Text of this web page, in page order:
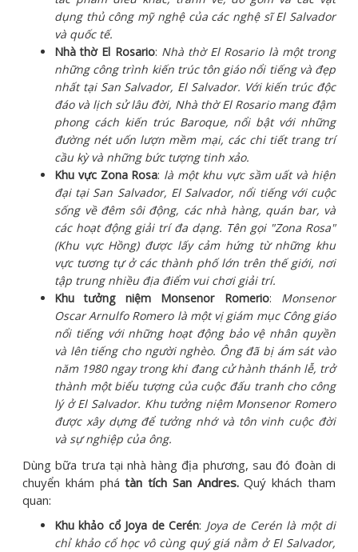
dụng thủ công mỹ nghệ của các nghệ sĩ El Salvador
và quốc tế.
Nhà thờ El Rosario: Nhà thờ El Rosario là một trong
những công trình kiến trúc tôn giáo nổi tiếng và đẹp
nhất tại San Salvador, El Salvador. Với kiến trúc độc
đáo và lịch sử lâu đời, Nhà thờ El Rosario mang đậm
phong cách kiến trúc Baroque, nổi bật với những
đường nét uốn lượn mềm mại, các chi tiết trang trí
cầu kỳ và những bức tượng tinh xảo.
Khu vực Zona Rosa: là một khu vực sầm uất và hiện
đại tại San Salvador, El Salvador, nổi tiếng với cuộc
sống về đêm sôi động, các nhà hàng, quán bar, và
các hoạt động giải trí đa dạng. Tên gọi "Zona Rosa"
(Khu vực Hồng) được lấy cảm hứng từ những khu
vực tương tự ở các thành phố lớn trên thế giới, nơi
tập trung nhiều địa điểm vui chơi giải trí.
Khu tưởng niệm Monsenor Romerio: Monsenor
Oscar Arnulfo Romero là một vị giám mục Công giáo
nổi tiếng với những hoạt động bảo vệ nhân quyền
và lên tiếng cho người nghèo. Ông đã bị ám sát vào
năm 1980 ngay trong khi đang cử hành thánh lễ, trở
thành một biểu tượng của cuộc đấu tranh cho công
lý ở El Salvador. Khu tưởng niệm Monsenor Romero
được xây dựng để tưởng nhớ và tôn vinh cuộc đời
và sự nghiệp của ông.
Dùng bữa trưa tại nhà hàng địa phương, sau đó đoàn di
chuyển khám phátàn tích San Andres.Quý khách tham
quan:
Khu khảo cổ Joya de Cerén: Joya de Cerén là một di
chỉ khảo cổ học vô cùng quý giá nằm ở El Salvador,